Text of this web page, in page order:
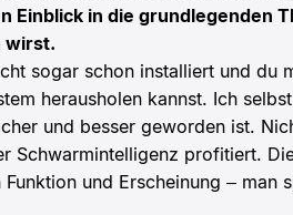
Einblick in die grundlegenden
wirst.
sogar schon installiert und du
herausholen kannst. Ich
und besser geworden ist.
Schwarmintelligenz profitiert.
und Erscheinung – man